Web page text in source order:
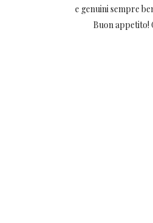
e genuini sempre
Buon appetito!